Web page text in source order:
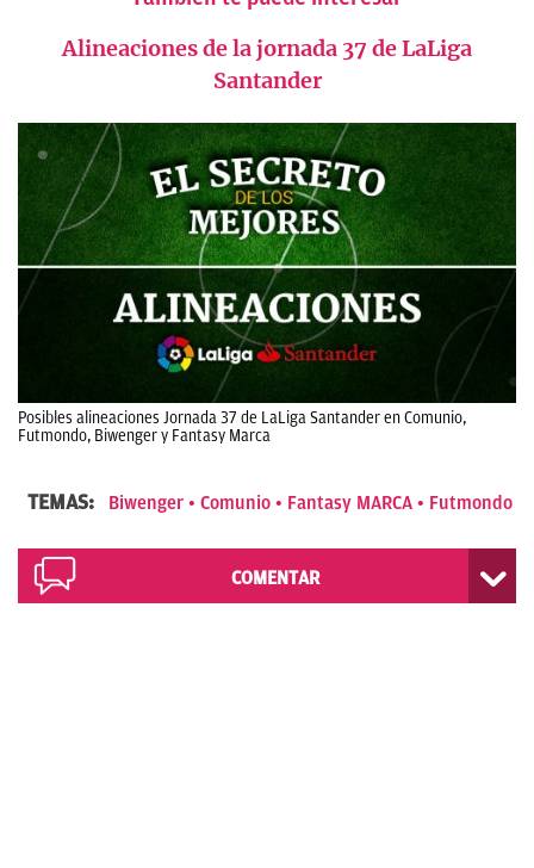
Alineacionesde la jornada 37 de LaLiga
Santander
Posibles alineaciones Jornada 37 de LaLiga Santander en Comunio,
Futmondo, Biwenger y Fantasy Marca
TEMAS: Biwenger Comunio Fantasy MARCA Futmondo
COMENTAR